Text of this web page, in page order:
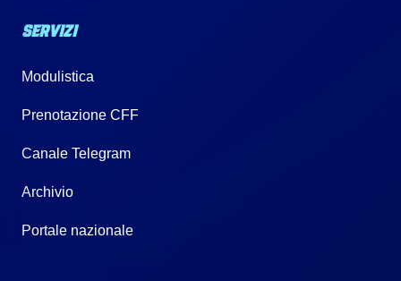
SERVIZI
Modulistica
Prenotazione CFF
Canale Telegram
Archivio
Portale nazionale